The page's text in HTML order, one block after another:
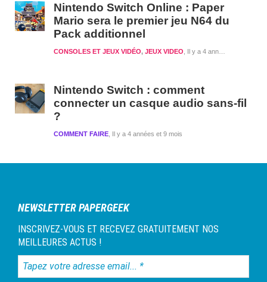
Nintendo Switch Online : Paper
Mario sera le premier jeu N64 du
Pack additionnel
Il y a 4 années et 8 mois
CONSOLES ET JEUX VIDÉO, JEUX VIDEO
Nintendo Switch : comment
connecter un casque audio sans-fil
?
Il y a 4 années et 9 mois
COMMENT FAIRE
NEWSLETTER PAPERGEEK
INSCRIVEZ-VOUS ET RECEVEZ GRATUITEMENT NOS
MEILLEURES ACTUS !
Tapez
votre